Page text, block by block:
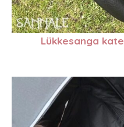
Lükkesanga kate